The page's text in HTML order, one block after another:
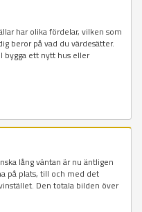
har olika fördelar, vilken som
beror på vad du värdesätter.
bygga ett nytt hus eller
lång väntan är nu äntligen
på plats, till och med det
Den totala bilden över